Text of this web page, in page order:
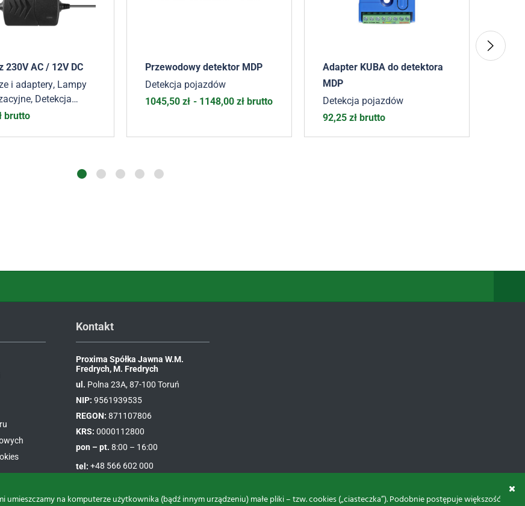
230V AC / 12V DC
i adaptery, Lampy
, Detekcja
,Akcesoria
brutto
Przewodowy detektor MDP
Detekcja pojazdów
1045,50 zł - 1148,00 zł brutto
Adapter KUBA do detektora
MDP
Detekcja pojazdów
92,25 zł brutto
Kontakt
Proxima Spółka Jawna W.M.
Fredrych, M. Fredrych
ul. Polna 23A, 87-100 Toruń
NIP: 9561939535
REGON: 871107806
KRS: 0000112800
pon – pt. 8:00 – 16:00
tel: +48 566 602 000
na komputerze użytkownika (bądź innym urządzeniu) małe pliki – tzw. cookies („ciasteczka”). Podobnie postępuje większość